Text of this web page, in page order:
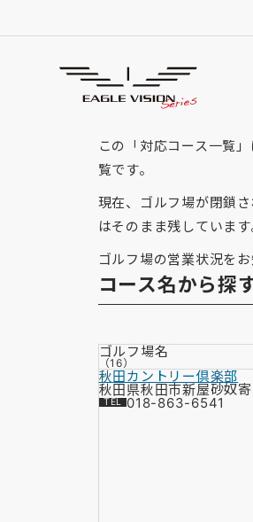
「秋田県」の
GOLF COURSE
この「対応コース一覧
覧です。
現在、ゴルフ場が閉鎖
はそのまま残しています
ゴルフ場の営業状況を
コース名から探
ゴルフ場名
（16）
秋田カントリー倶楽部
秋田県秋田市新屋砂奴
018-863-6541